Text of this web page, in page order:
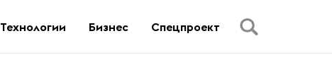
Технологии Бизнес Спецпроект